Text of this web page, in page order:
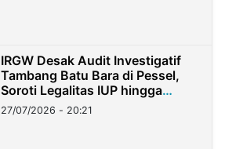
IRGW Desak Audit Investigatif
Tambang Batu Bara di Pessel,
Soroti Legalitas IUP hingga
Stockpile
27/07/2026 - 20:21